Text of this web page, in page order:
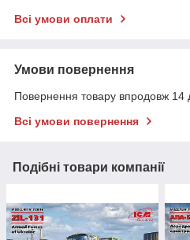
Всі умови оплати
Умови повернення
Повернення товару впродовж 14
Всі умови повернення
Подібні товари компанії